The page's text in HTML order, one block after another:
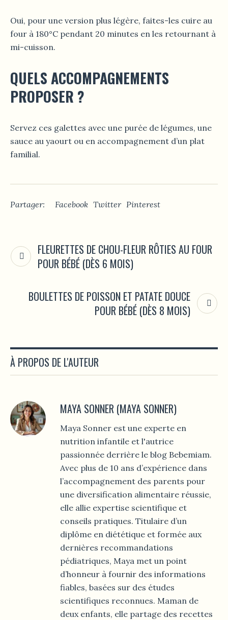
Oui, pour une version plus légère, faites-les cuire au
four à 180°C pendant 20 minutes en les retournant à
mi-cuisson.
QUELS ACCOMPAGNEMENTS
PROPOSER ?
Servez ces galettes avec une purée de légumes, une
sauce au yaourt ou en accompagnement d’un plat
familial.
Partager: Facebook Twitter Pinterest
FLEURETTES DE CHOU-FLEUR RÔTIES AU FOUR
POUR BÉBÉ (DÈS 6 MOIS)
BOULETTES DE POISSON ET PATATE DOUCE
POUR BÉBÉ (DÈS 8 MOIS)
À PROPOS DE L'AUTEUR
MAYA SONNER (MAYA SONNER)
Maya Sonner est une experte en
nutrition infantile et l'autrice
passionnée derrière le blog Bebemiam.
Avec plus de 10 ans d’expérience dans
l’accompagnement des parents pour
une diversification alimentaire réussie,
elle allie expertise scientifique et
conseils pratiques. Titulaire d’un
diplôme en diététique et formée aux
dernières recommandations
pédiatriques, Maya met un point
d’honneur à fournir des informations
fiables, basées sur des études
scientifiques reconnues. Maman de
deux enfants, elle partage des recettes